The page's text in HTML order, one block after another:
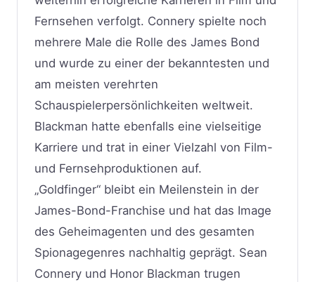
Fernsehen verfolgt. Connery spielte noch
mehrere Male die Rolle des James Bond
und wurde zu einer der bekanntesten und
am meisten verehrten
Schauspielerpersönlichkeiten weltweit.
Blackman hatte ebenfalls eine vielseitige
Karriere und trat in einer Vielzahl von Film-
und Fernsehproduktionen auf.
„Goldfinger“ bleibt ein Meilenstein in der
James-Bond-Franchise und hat das Image
des Geheimagenten und des gesamten
Spionagegenres nachhaltig geprägt. Sean
Connery und Honor Blackman trugen